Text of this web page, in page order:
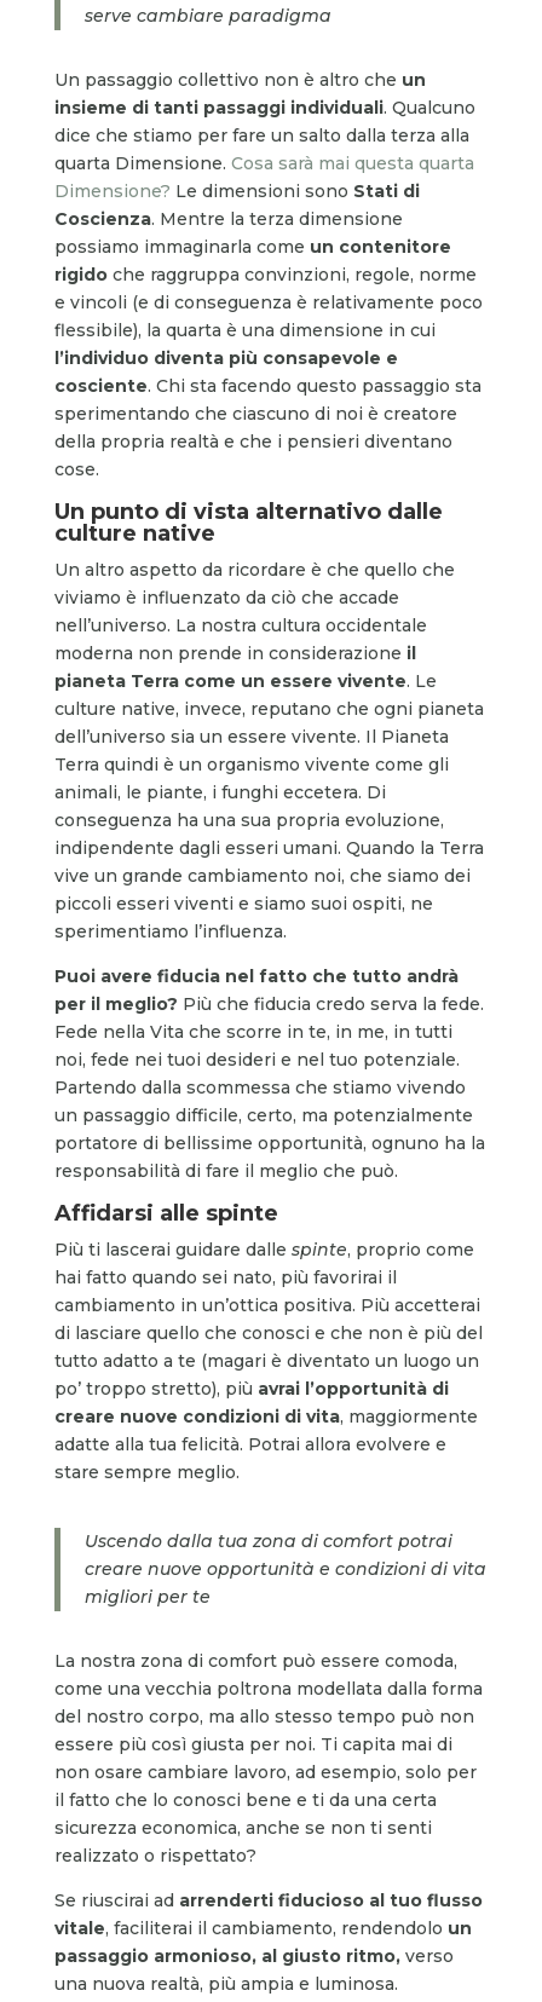
serve cambiare paradigma
Un passaggio collettivo non è altro che un
insieme di tanti passaggi individuali. Qualcuno
dice che stiamo per fare un salto dalla terza alla
quarta Dimensione. Cosa sarà mai questa quarta
Dimensione? Le dimensioni sono Stati di
Coscienza. Mentre la terza dimensione
possiamo immaginarla come un contenitore
rigidoche raggruppa convinzioni, regole, norme
e vincoli (e di conseguenza è relativamente poco
flessibile), la quarta è una dimensione in cui
l’individuo diventa più consapevole e
cosciente. Chi sta facendo questo passaggio sta
sperimentando che ciascuno di noi è creatore
della propria realtà e che i pensieri diventano
cose.
Un punto di vista alternativo dalle
culture native
Un altro aspetto da ricordare è che quello che
viviamo è influenzato da ciò che accade
nell’universo. La nostra cultura occidentale
moderna non prende in considerazione il
pianeta Terra come un essere vivente. Le
culture native, invece, reputano che ogni pianeta
dell’universo sia un essere vivente. Il Pianeta
Terra quindi è un organismo vivente come gli
animali, le piante, i funghi eccetera. Di
conseguenza ha una sua propria evoluzione,
indipendente dagli esseri umani. Quando la Terra
vive un grande cambiamento noi, che siamo dei
piccoli esseri viventi e siamo suoi ospiti, ne
sperimentiamo l’influenza.
Puoi avere fiducia nel fatto che tutto andrà
per il meglio? Più che fiducia credo serva la fede.
Fede nella Vita che scorre in te, in me, in tutti
noi, fede nei tuoi desideri e nel tuo potenziale.
Partendo dalla scommessa che stiamo vivendo
un passaggio difficile, certo, ma potenzialmente
portatore di bellissime opportunità, ognuno ha la
responsabilità di fare il meglio che può.
Affidarsi alle spinte
Più ti lascerai guidare dalle spinte, proprio come
hai fatto quando sei nato, più favorirai il
cambiamento in un’ottica positiva. Più accetterai
di lasciare quello che conosci e che non è più del
tutto adatto a te (magari è diventato un luogo un
po’ troppo stretto), più avrai l’opportunità di
creare nuove condizioni di vita, maggiormente
adatte alla tua felicità. Potrai allora evolvere e
stare sempre meglio.
Uscendo dalla tua zona di comfort potrai
creare nuove opportunità e condizioni di vita
migliori per te
La nostra zona di comfort può essere comoda,
come una vecchia poltrona modellata dalla forma
del nostro corpo, ma allo stesso tempo può non
essere più così giusta per noi. Ti capita mai di
non osare cambiare lavoro, ad esempio, solo per
il fatto che lo conosci bene e ti da una certa
sicurezza economica, anche se non ti senti
realizzato o rispettato?
Se riuscirai ad arrenderti fiducioso al tuo flusso
vitale, faciliterai il cambiamento, rendendolo un
passaggio armonioso, al giusto ritmo, verso
una nuova realtà, più ampia e luminosa.